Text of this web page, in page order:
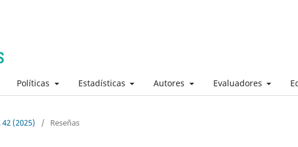
Políticas Estadísticas Autores Evaluadores
(2025) / Reseñas